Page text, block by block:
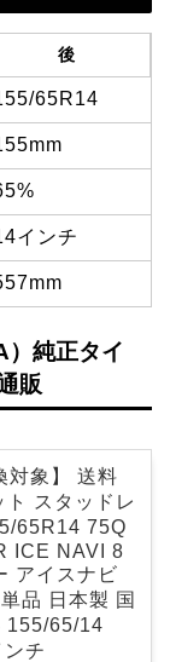
後
65R14
インチ
純正タイ
販
対象】 送料
スタッドレ
65R14 75Q
ICE NAVI 8
アイスナビ
品 日本製 国
155/65/14
チ